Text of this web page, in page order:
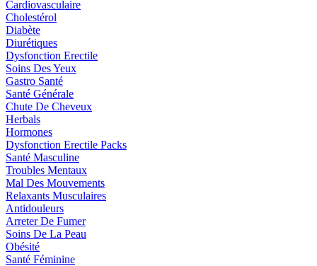
Cardiovasculaire
Cholestérol
Diabète
Diurétiques
Dysfonction Erectile
Soins Des Yeux
Gastro Santé
Santé Générale
Chute De Cheveux
Herbals
Hormones
Dysfonction Erectile Packs
Santé Masculine
Troubles Mentaux
Mal Des Mouvements
Relaxants Musculaires
Antidouleurs
Arreter De Fumer
Soins De La Peau
Obésité
Santé Féminine